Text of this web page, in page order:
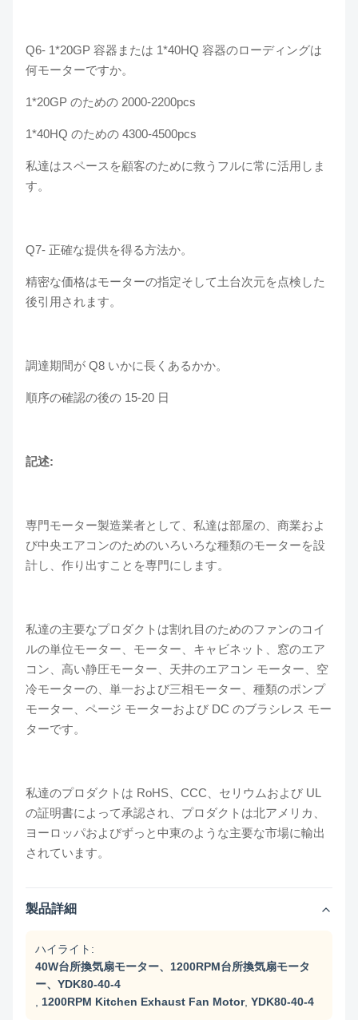
Q6- 1*20GP 容器または 1*40HQ 容器のローディングは
何モーターですか。
1*20GP のための 2000-2200pcs
1*40HQ のための 4300-4500pcs
私達はスペースを顧客のために救うフルに常に活用しま
す。
Q7- 正確な提供を得る方法か。
精密な価格はモーターの指定そして土台次元を点検した
後引用されます。
調達期間が Q8 いかに長くあるかか。
順序の確認の後の 15-20 日
記述:
専門モーター製造業者として、私達は部屋の、商業およ
び中央エアコンのためのいろいろな種類のモーターを設
計し、作り出すことを専門にします。
私達の主要なプロダクトは割れ目のためのファンのコイ
ルの単位モーター、モーター、キャビネット、窓のエア
コン、高い静圧モーター、天井のエアコン モーター、空
冷モーターの、単一および三相モーター、種類のポンプ
モーター、ページ モーターおよび DC のブラシレス モー
ターです。
私達のプロダクトは RoHS、CCC、セリウムおよび UL
の証明書によって承認され、プロダクトは北アメリカ、
ヨーロッパおよびずっと中東のような主要な市場に輸出
されています。
製品詳細
ハイライト:
40W台所換気扇モーター、1200RPM台所換気扇モータ
ー、YDK80-40-4
1200RPM Kitchen Exhaust Fan Motor, YDK80-40-4